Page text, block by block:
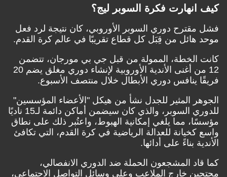
كيف انهارت فكرة السوبر ليج؟
فشل مقترح دوري السوبر الأوروبي، كان نتيجة لرد فعل
موحد هائل من قِبَل كل قطاع تقريبًا في عالم كرة القدم.
كانت الخطة، الممولة من قبل جي بي مورجان، تتضمن
12 من أغنى الأندية الأوروبية لإنشاء دوري مغلق يضم 20
فريقًا ينافس دوري الأبطال خلال منتصف الأسبوع.
الجوهر المثير للجدل نشأ من هيكل "الأعضاء المؤسسين"
للدوري السوبر، والذي كان سيضمن أماكن دائمة لـ15 ناديًا
مؤسسًا، مما يلغي إمكانية الهبوط، واعتُبر ذلك على نطاق
واسع كخيانة للعدالة الرياضية في كرة القدم، التي تكافئ
الأندية بناءً على أدائها.
كما قاد المشجعون الحملة ضد الدوري الانفصالي،
محتجين خارج الملاعب وعلى وسائل التواصل الاجتماعي،